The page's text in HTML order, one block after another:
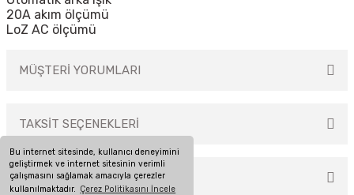
Bu internet sitesinde, kullanıcı deneyimini
geliştirmek ve internet sitesinin verimli
çalışmasını sağlamak amacıyla çerezler
kullanılmaktadır.
Çerez Politikasını İncele
20A akım ölçümü
LoZ AC ölçümü
MÜŞTERİ YORUMLARI
Bu ürüne ilk yorumu siz yapın!
Yorum Yaz
TAKSİT SEÇENEKLERİ
ÖNERİLERİNİZ